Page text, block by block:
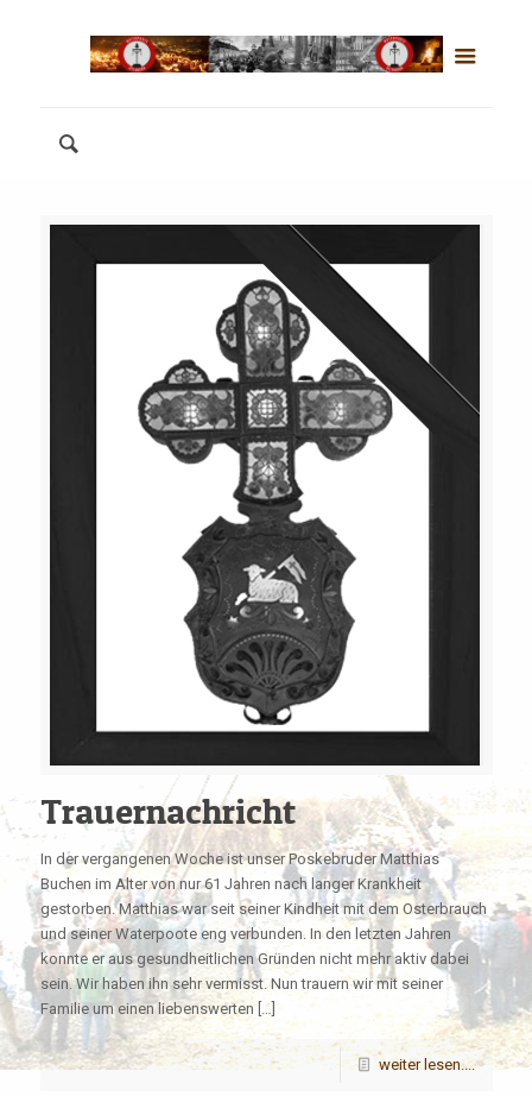
Trauernachricht
In der vergangenen Woche ist unser Poskebruder Matthias
Buchen im Alter von nur 61 Jahren nach langer Krankheit
gestorben. Matthias war seit seiner Kindheit mit dem Osterbrauch
und seiner Waterpoote eng verbunden. In den letzten Jahren
konnte er aus gesundheitlichen Gründen nicht mehr aktiv dabei
sein. Wir haben ihn sehr vermisst. Nun trauern wir mit seiner
Familie um einen liebenswerten […]
weiter lesen....